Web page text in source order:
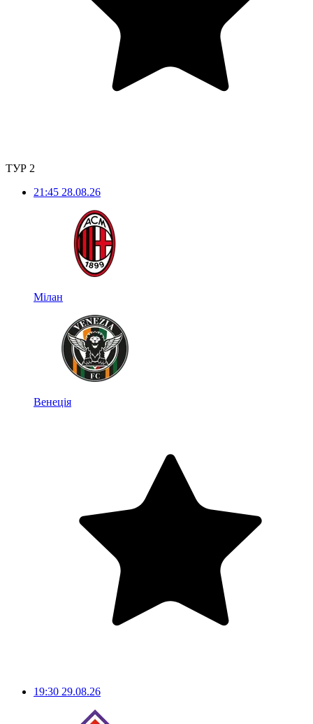
ТУР 2
21:45 28.08.26
Мілан
Венеція
19:30 29.08.26